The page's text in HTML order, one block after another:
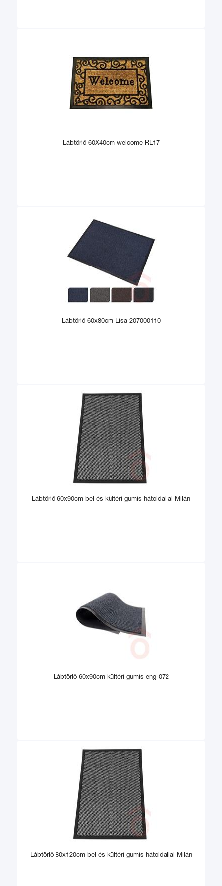
Lábtörlő 60X40cm welcome RL17
Lábtörlő 60x80cm Lisa 207000110
Lábtörlő 60x90cm bel és kültéri gumis hátoldallal Milán
Lábtörlő 60x90cm kültéri gumis eng-072
Lábtörlő 80x120cm bel és kültéri gumis hátoldallal Milán